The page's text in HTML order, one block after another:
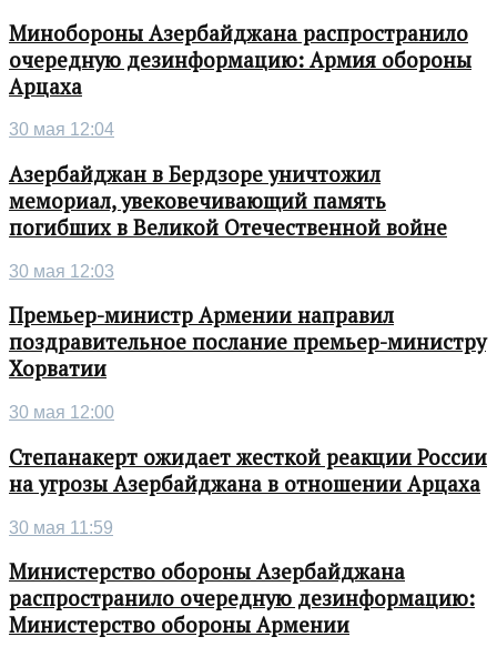
Минобороны Азербайджана распространило
очередную дезинформацию: Армия обороны
Арцаха
30 мая 12:04
Азербайджан в Бердзоре уничтожил
мемориал, увековечивающий память
погибших в Великой Отечественной войне
30 мая 12:03
Премьер-министр Армении направил
поздравительное послание премьер-министру
Хорватии
30 мая 12:00
Степанакерт ожидает жесткой реакции России
на угрозы Азербайджана в отношении Арцаха
30 мая 11:59
Министерство обороны Азербайджана
распространило очередную дезинформацию:
Министерство обороны Армении